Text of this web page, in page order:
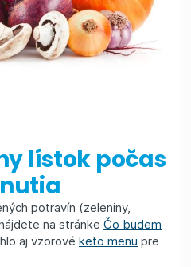
lístok počas
potravín (zeleniny,
na stránke Čo budem
aj vzorové keto menu pre